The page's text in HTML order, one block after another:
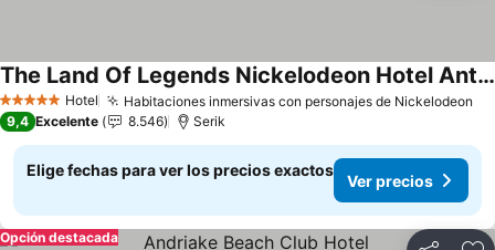
5 Estrellas Hotel Habitaciones inmersivas con personajes de Nickelodeon
The Land Of Legends Nickelodeon Hotel Antalya
Ver precios
9,4 Excelente 8.546 Serik
Elige fechas para ver los precios exactos
Ver precios
Opción destacada